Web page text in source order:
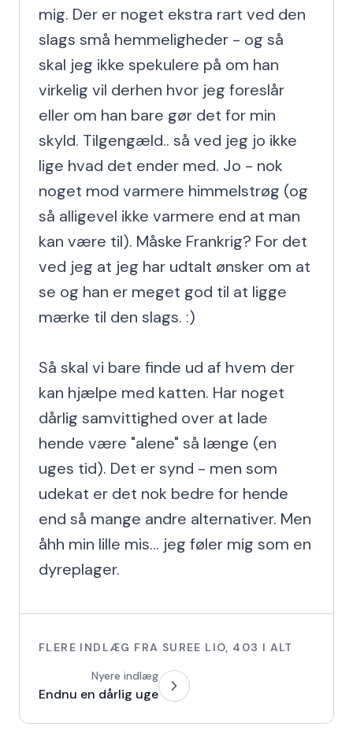
mig. Der er noget ekstra rart ved den
slags små hemmeligheder - og så
skal jeg ikke spekulere på om han
virkelig vil derhen hvor jeg foreslår
eller om han bare gør det for min
skyld. Tilgengæld.. så ved jeg jo ikke
lige hvad det ender med. Jo - nok
noget mod varmere himmelstrøg (og
så alligevel ikke varmere end at man
kan være til). Måske Frankrig? For det
ved jeg at jeg har udtalt ønsker om at
se og han er meget god til at ligge
mærke til den slags. :)
Så skal vi bare finde ud af hvem der
kan hjælpe med katten. Har noget
dårlig samvittighed over at lade
hende være "alene" så længe (en
uges tid). Det er synd - men som
udekat er det nok bedre for hende
end så mange andre alternativer. Men
åhh min lille mis... jeg føler mig som en
dyreplager.
FLERE INDLÆG FRA SUREE LIO, 403 I ALT
Nyere indlæg
Endnu en dårlig uge